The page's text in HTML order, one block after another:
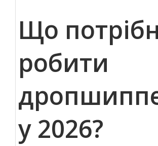
Що
робити
у 2026?